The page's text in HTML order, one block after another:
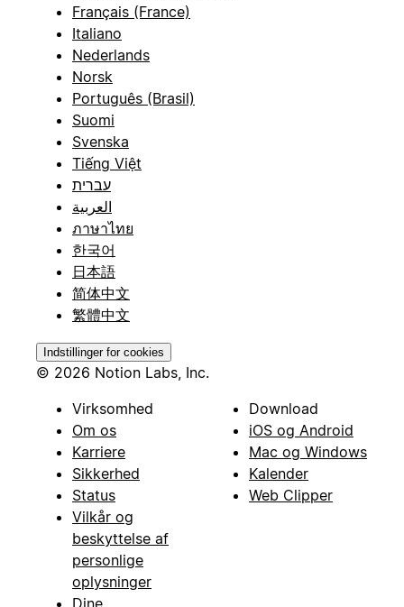
Français (France)
Italiano
Nederlands
Norsk
Português (Brasil)
Suomi
Svenska
Tiếng Việt
עברית
العربية
ภาษาไทย
한국어
日本語
简体中文
繁體中文
Indstillinger for cookies
© 2026 Notion Labs, Inc.
Virksomhed
Om os
Karriere
Sikkerhed
Status
Vilkår og
beskyttelse af
personlige
oplysninger
Dine
Download
iOS og Android
Mac og Windows
Kalender
Web Clipper